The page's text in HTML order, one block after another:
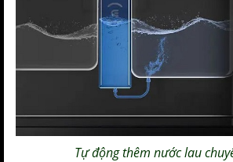
Tự động thêm nước lau